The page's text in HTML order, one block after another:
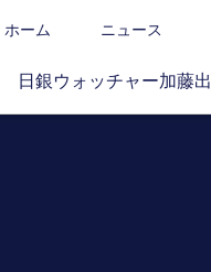
ホーム ニュース
日銀ウォッチャー加藤出